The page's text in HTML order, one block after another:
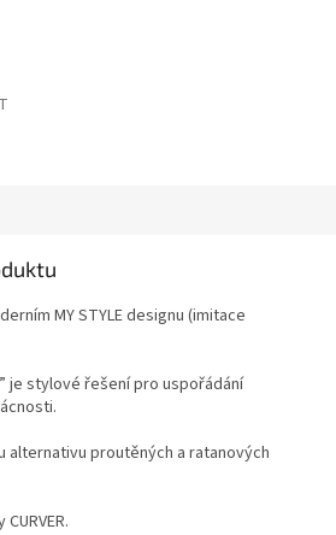
MY STYLE designu (imitace
je stylové řešení pro uspořádání
alternativu proutěných a ratanových